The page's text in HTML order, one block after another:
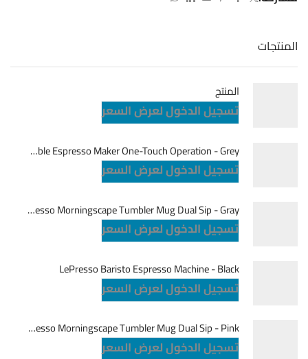
المنتجات
المنتج
تسجيل الدخول لعرض السعر
LePresso Brewjet Portable Espresso Maker One-Touch Operation - Grey
تسجيل الدخول لعرض السعر
LePresso Morningscape Tumbler Mug Dual Sip - Gray
تسجيل الدخول لعرض السعر
LePresso Baristo Espresso Machine - Black
تسجيل الدخول لعرض السعر
LePresso Morningscape Tumbler Mug Dual Sip - Pink
تسجيل الدخول لعرض السعر